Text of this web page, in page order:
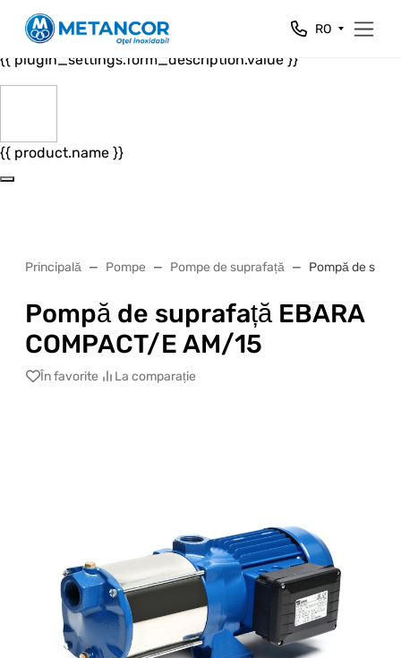
Close
{{ plugin_settings.form_header.value }}
{{ plugin_settings.form_description.value }}
{{ product.name }}
RO
Principală Pompe Pompe de suprafață Pompă de
Pompă de suprafață EBARA
COMPACT/E AM/15
În favorite La comparație